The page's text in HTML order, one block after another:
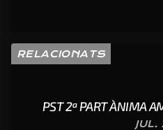
RELACIONATS
PST 2ª PART ÀNIMA
JUL.